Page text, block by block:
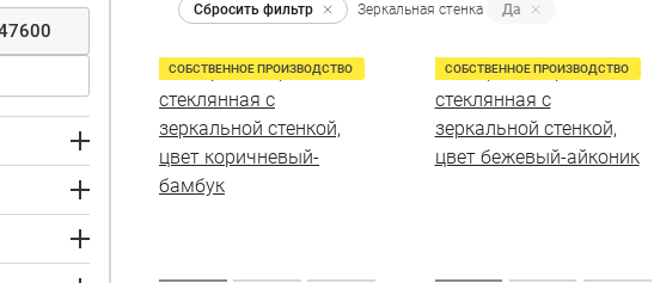
Сбросить фильтр Зеркальная стенка Да
СОБСТВЕННОЕ ПРОИЗВОДСТВО СОБСТВЕННОЕ ПРОИЗВОДСТВО